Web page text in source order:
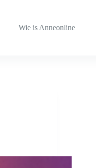
Wie is Anneonline